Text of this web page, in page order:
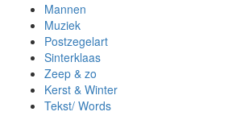
Mannen
Muziek
Postzegelart
Sinterklaas
Zeep & zo
Kerst & Winter
Tekst/ Words